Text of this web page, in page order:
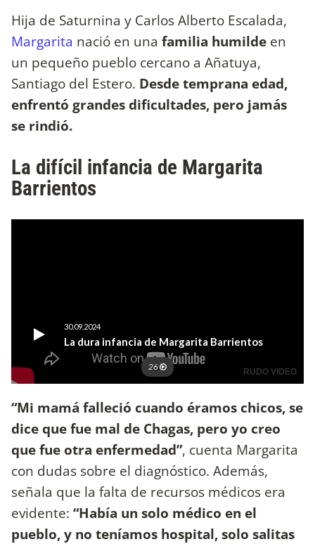
Hija de Saturnina y Carlos Alberto Escalada,
Margarita nació en una familia humilde en
un pequeño pueblo cercano a Añatuya,
Santiago del Estero. Desde temprana edad,
enfrentó grandes dificultades, pero jamás
se rindió.
La difícil infancia de Margarita
Barrientos
“Mi mamá falleció cuando éramos chicos, se
dice que fue mal de Chagas, pero yo creo
que fue otra enfermedad”, cuenta Margarita
con dudas sobre el diagnóstico. Además,
señala que la falta de recursos médicos era
evidente: “Había un solo médico en el
pueblo, y no teníamos hospital, solo salitas